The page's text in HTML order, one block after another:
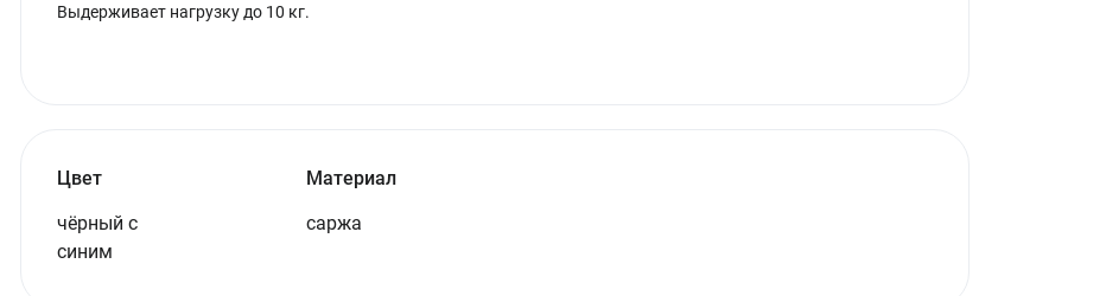
Выдерживает нагрузку до 10 кг.
Цвет
чёрный с
синим
Материал
саржа